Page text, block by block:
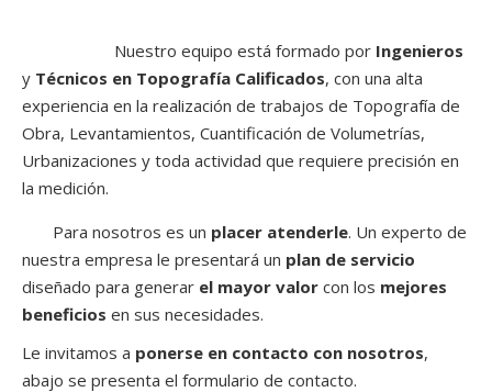
Nuestro equipo está formado por Ingenieros
y Técnicos en Topografía Calificados, con una alta
experiencia en la realización de trabajos de Topografía de
Obra, Levantamientos, Cuantificación de Volumetrías,
Urbanizaciones y toda actividad que requiere precisión en
la medición.
Para nosotros es un placer atenderle. Un experto de
nuestra empresa le presentará un plan de servicio
diseñado para generar el mayor valor con los mejores
beneficios en sus necesidades.
Le invitamos a ponerse en contacto con nosotros,
abajo se presenta el formulario de contacto.